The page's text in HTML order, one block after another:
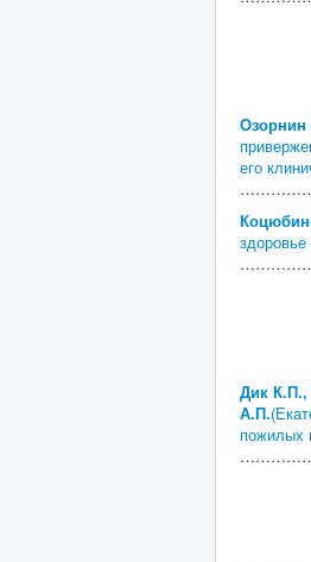
его
Дик
А.П.
пожилых